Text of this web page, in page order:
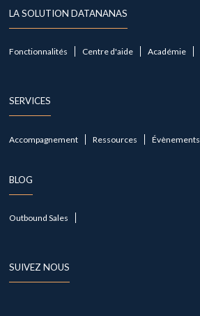
LA SOLUTION DATANANAS
Fonctionnalités Centre d'aide Académie
SERVICES
Accompagnement Ressources Évènements
BLOG
Outbound Sales
SUIVEZ NOUS